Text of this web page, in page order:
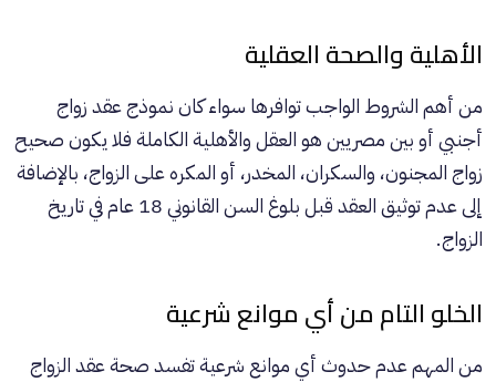
الأهلية والصحة العقلية
من أهم الشروط الواجب توافرها سواء كان نموذج عقد زواج
أجنبي أو بين مصريين هو العقل والأهلية الكاملة فلا يكون صحيح
زواج المجنون، والسكران، المخدر، أو المكره على الزواج، بالإضافة
إلى عدم توثيق العقد قبل بلوغ السن القانوني 18 عام في تاريخ
الزواج.
الخلو التام من أي موانع شرعية
من المهم عدم حدوث أي موانع شرعية تفسد صحة عقد الزواج